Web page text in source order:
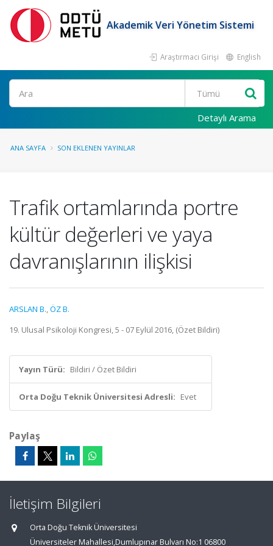
Akademik Veri Yönetim Sistemi
Araştırmacı Girişi English
Ara
Detaylı Arama
ANA SAYFA SON EKLENEN YAYINLAR
Trafik ortamlarında portre
kültür değerleri ve yaya
davranışlarının ilişkisi
ARSLAN B.,ÖZ B.
19. Ulusal Psikoloji Kongresi, 5 - 07 Eylül 2016, (Özet Bildiri)
Yayın Türü: Bildiri / Özet Bildiri
Orta Doğu Teknik Üniversitesi Adresli: Evet
Paylaş
İletişim Bilgileri
Orta Doğu Teknik Üniversitesi
Üniversiteler Mahallesi,Dumlupınar Bulvarı No:1 06800